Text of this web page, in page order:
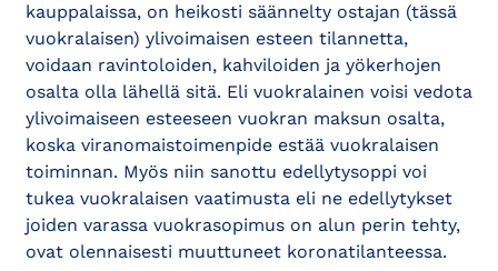
kauppalaissa, on heikosti säännelty ostajan (tässä
vuokralaisen) ylivoimaisen esteen tilannetta,
voidaan ravintoloiden, kahviloiden ja yökerhojen
osalta olla lähellä sitä. Eli vuokralainen voisi vedota
ylivoimaiseen esteeseen vuokran maksun osalta,
koska viranomaistoimenpide estää vuokralaisen
toiminnan. Myös niin sanottu edellytysoppi voi
tukea vuokralaisen vaatimusta eli ne edellytykset
joiden varassa vuokrasopimus on alun perin tehty,
ovat olennaisesti muuttuneet koronatilanteessa.